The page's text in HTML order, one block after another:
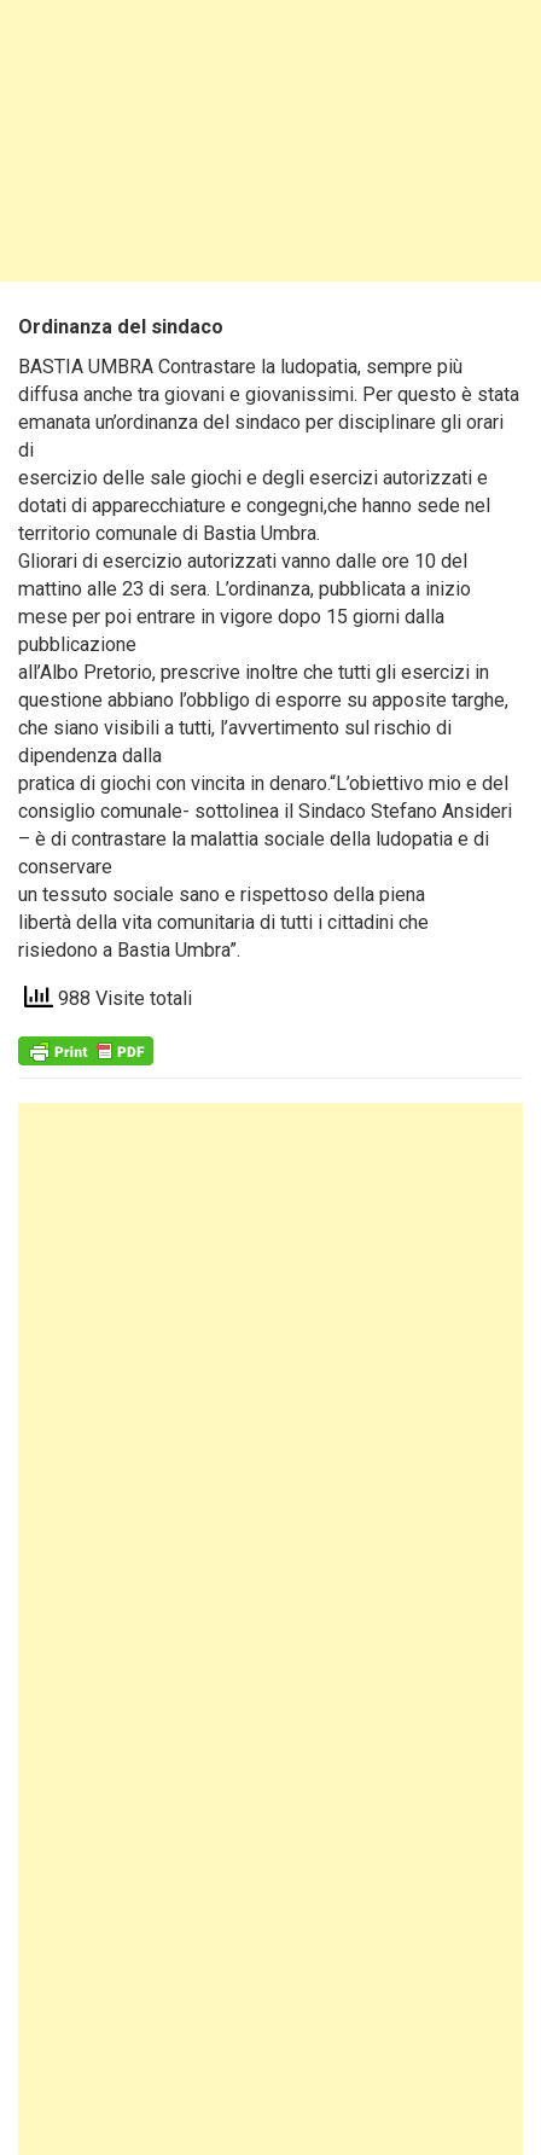
Ordinanza del sindaco
BASTIA UMBRA Contrastare la ludopatia, sempre più
diffusa anche tra giovani e giovanissimi. Per questo è stata
emanata un’ordinanza del sindaco per disciplinare gli orari
di
esercizio delle sale giochi e degli esercizi autorizzati e
dotati di apparecchiature e congegni,che hanno sede nel
territorio comunale di Bastia Umbra.
Gliorari di esercizio autorizzati vanno dalle ore 10 del
mattino alle 23 di sera. L’ordinanza, pubblicata a inizio
mese per poi entrare in vigore dopo 15 giorni dalla
pubblicazione
all’Albo Pretorio, prescrive inoltre che tutti gli esercizi in
questione abbiano l’obbligo di esporre su apposite targhe,
che siano visibili a tutti, l’avvertimento sul rischio di
dipendenza dalla
pratica di giochi con vincita in denaro.“L’obiettivo mio e del
consiglio comunale- sottolinea il Sindaco Stefano Ansideri
– è di contrastare la malattia sociale della ludopatia e di
conservare
un tessuto sociale sano e rispettoso della piena
libertà della vita comunitaria di tutti i cittadini che
risiedono a Bastia Umbra”.
988 Visite totali